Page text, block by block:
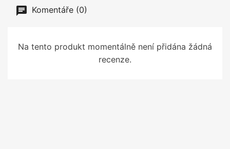
Komentáře (0)
Na tento produkt momentálně není přidána žádná
recenze.